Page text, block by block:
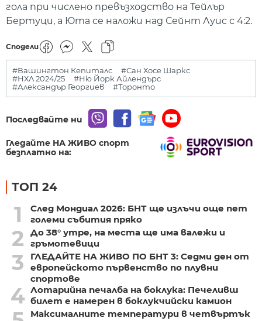
гола при числено превъзходство на Тейлър
Бертуци, а Юта се наложи над Сейнт Луис с 4:2.
Сподели
#Вашингтон Кепиталс
#Сан Хосе Шаркс
#НХЛ 2024/25
#Ню Йорк Айлендърс
#Александър Георгиев
#Торонто
Последвайте ни
Гледайте НА ЖИВО спорт
безплатно на:
ТОП 24
1
След Мондиал 2026: БНТ ще излъчи още пет
големи събития пряко
2
До 38° утре, на места ще има валежи и
гръмотевици
3
ГЛЕДАЙТЕ НА ЖИВО ПО БНТ 3: Седми ден от
европейското първенство по плувни
спортове
4 Лотарийна печалба на боклука: Печеливш
билет е намерен в боклукчийски камион
Максималните температури в четвъртък